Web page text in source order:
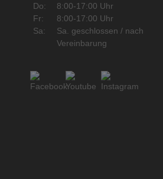
Do:
8:00-17:00 Uhr
Fr:
8:00-17:00 Uhr
Sa:
Sa. geschlossen / nach
Vereinbarung